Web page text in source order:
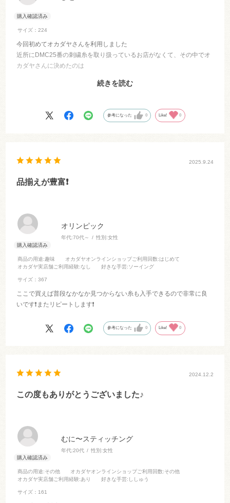
サイズ：224
今回初めてオカダヤさんを利用しました
近所にDMC25番の刺繍糸を取り扱っているお店がなくて、その中でオ
カダヤさんに決めたのは
いがPayPayがあったこと、送料が安かったことです
ストレスなくスムーズにお買い物できて大満足です
続きを読む
参考になった 0 Like! 0
オリンピック
年代:70代～ 性別:女性
商品の用途:趣味 オカダヤオンラインショップご利用回数:はじめて
オカダヤ実店舗ご利用経験:なし 好きな手芸:ソーイング
サイズ：367
2025.9.24
品揃えが豊富❗️
ここで買えば普段なかなか見つからない糸も入手できるので非常に良
いです❗️またリピートします❗️
参考になった 0 Like! 0
むに〜スティッチング
年代:20代 性別:女性
商品の用途:その他 オカダヤオンラインショップご利用回数:その他
オカダヤ実店舗ご利用経験:あり 好きな手芸:ししゅう
サイズ：161
2024.12.2
この度もありがとうございました♪